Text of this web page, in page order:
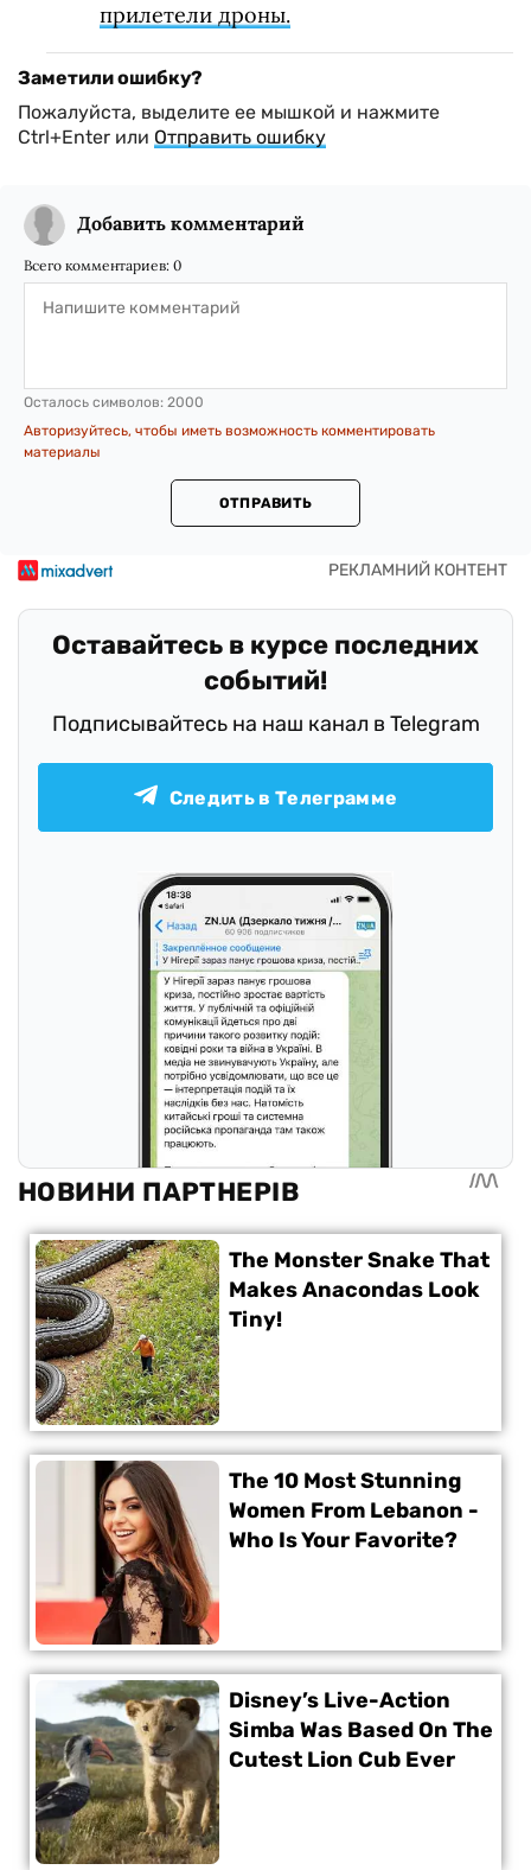
прилетели дроны.
Заметили ошибку?
Пожалуйста, выделите ее мышкой и нажмите
Ctrl+Enter или Отправить ошибку
Добавить комментарий
Всего комментариев: 0
Осталось символов: 2000
Авторизуйтесь, чтобы иметь возможность комментировать
материалы
ОТПРАВИТЬ
Оставайтесь в курсе последних
событий!
Подписывайтесь на наш канал в Telegram
Следить в Телеграмме